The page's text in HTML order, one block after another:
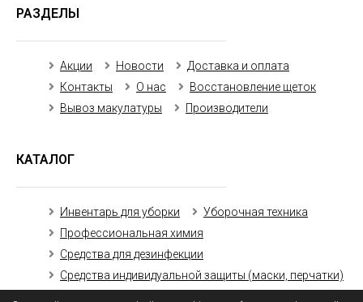
РАЗДЕЛЫ
Акции Новости
Доставка и оплата
Контакты
О нас
Восстановление щеток
Вывоз макулатуры
Производители
КАТАЛОГ
Инвентарь для уборки
Уборочная техника
Профессиональная химия
Средства для дезинфекции
Средства индивидуальной защиты (маски, перчатки)